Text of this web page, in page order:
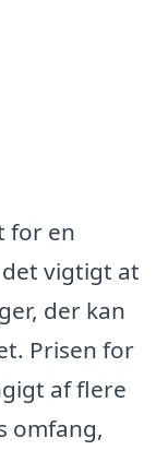
for en
vigtigt at
der kan
Prisen for
af flere
omfang,